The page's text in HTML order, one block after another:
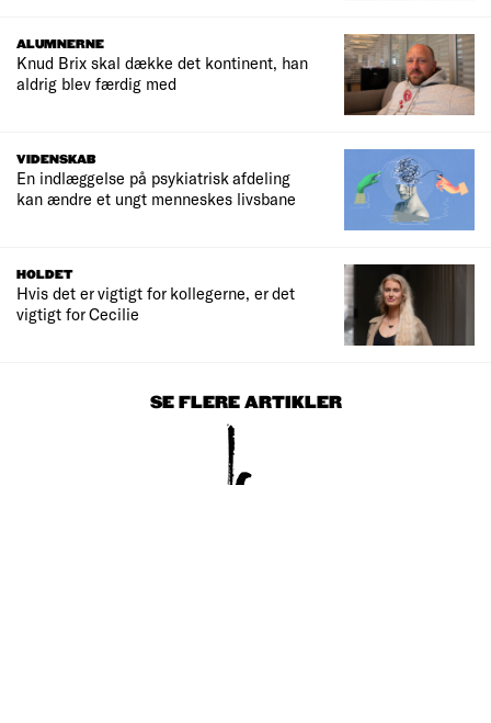
ALUMNERNE
Knud Brix skal dække det kontinent, han
aldrig blev færdig med
VIDENSKAB
En indlæggelse på psykiatrisk afdeling
kan ændre et ungt menneskes livsbane
HOLDET
Hvis det er vigtigt for kollegerne, er det
vigtigt for Cecilie
SE FLERE ARTIKLER